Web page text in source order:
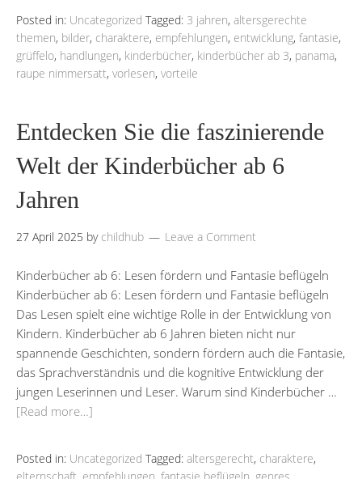
Posted in: Uncategorized Tagged: 3 jahren, altersgerechte
themen, bilder, charaktere, empfehlungen, entwicklung, fantasie,
grüffelo, handlungen, kinderbücher, kinderbücher ab 3, panama,
raupe nimmersatt, vorlesen, vorteile
Entdecken Sie die faszinierende
Welt der Kinderbücher ab 6
Jahren
27 April 2025 by childhub Leave a Comment
Kinderbücher ab 6: Lesen fördern und Fantasie beflügeln
Kinderbücher ab 6: Lesen fördern und Fantasie beflügeln
Das Lesen spielt eine wichtige Rolle in der Entwicklung von
Kindern. Kinderbücher ab 6 Jahren bieten nicht nur
spannende Geschichten, sondern fördern auch die Fantasie,
das Sprachverständnis und die kognitive Entwicklung der
jungen Leserinnen und Leser. Warum sind Kinderbücher …
[Read more…]
Posted in: Uncategorized Tagged: altersgerecht, charaktere,